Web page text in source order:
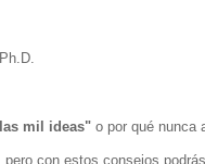
mil ideas"o por qué nunca
con estos consejos